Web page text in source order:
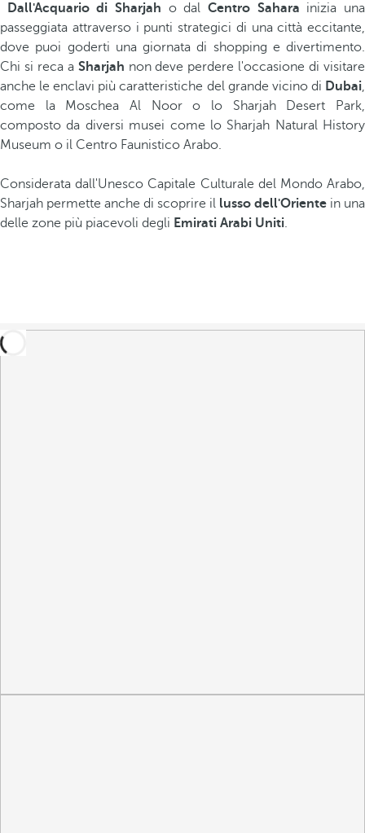
Dall'Acquario di Sharjah o dal Centro Sahara inizia una
passeggiata attraverso i punti strategici di una città eccitante,
dove puoi goderti una giornata di shopping e divertimento.
Chi si reca a Sharjah non deve perdere l'occasione di visitare
anche le enclavi più caratteristiche del grande vicino di Dubai,
come la Moschea Al Noor o lo Sharjah Desert Park,
composto da diversi musei come lo Sharjah Natural History
Museum o il Centro Faunistico Arabo.
Considerata dall'Unesco Capitale Culturale del Mondo Arabo,
Sharjah permette anche di scoprire il lusso dell'Oriente in una
delle zone più piacevoli degli Emirati Arabi Uniti.